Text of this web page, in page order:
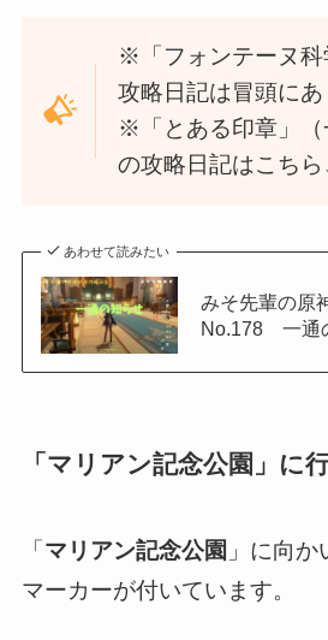
※「フォンテーヌ科
攻略日記は冒頭にあ
※「とある印章」（
の攻略日記はこちら
あわせて読みたい
みそ先輩の原
No.178 一通
「マリアン記念公園」に
「 マリアン記念公園 」に向
マーカーが付いています。